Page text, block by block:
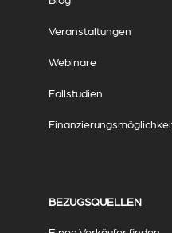
Veranstaltungen
Webinare
Fallstudien
BEZUGSQUELLEN